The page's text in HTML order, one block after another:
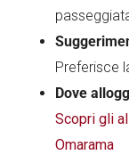
Preferisce
Dove
Scopri gli
Omarama